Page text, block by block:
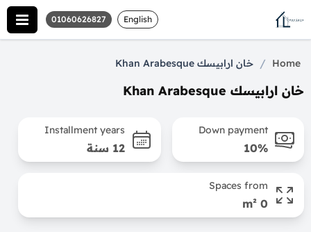
English
01060626827
Home
/ خان ارابيسك Khan Arabesque
خان ارابيسك Khan Arabesque
Down payment
10%
Installment years
12 سنة
Spaces from
0 m²